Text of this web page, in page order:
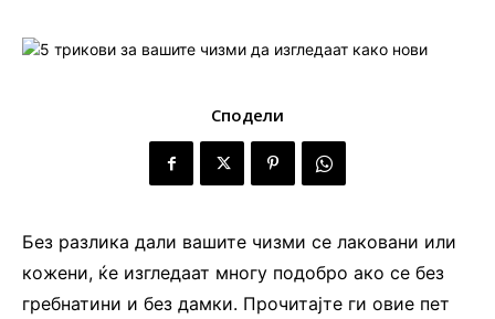
Сподели
Без разлика дали вашите чизми се лаковани или
кожени, ќе изгледаат многу подобро ако се без
гребнатини и без дамки. Прочитајте ги овие пет